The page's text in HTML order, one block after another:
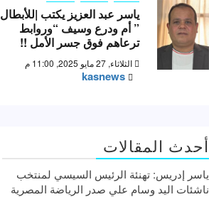
ياسر عبد العزيز يكتب |للأبطال
” أم ودرع وسيف “وروابط
ترعاهم فوق جسر الأمل !!
الثلاثاء, 27 مايو 2025, 11:00 م
kasnews
أحدث المقالات
ياسر إدريس: تهنئة الرئيس السيسي لمنتخب
ناشئات اليد وسام علي صدر الرياضة المصرية